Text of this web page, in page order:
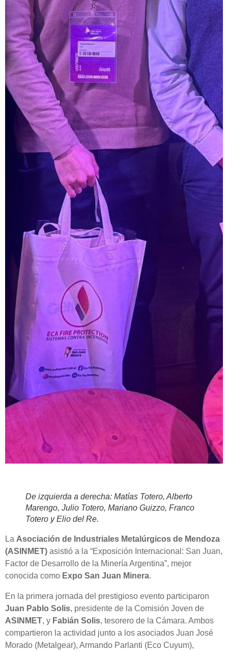
De izquierda a derecha: Matías Totero, Alberto
Marengo, Julio Totero, Mariano Guizzo, Franco
Totero y Elio del Re.
La Asociación de Industriales Metalúrgicos de Mendoza
(ASINMET) asistió a la “Exposición Internacional: San Juan,
Factor de Desarrollo de la Minería Argentina”, mejor
conocida como Expo San Juan Minera.
En la primera jornada del prestigioso evento participaron
Juan Pablo Solis, presidente de la Comisión Joven de
ASINMET, y Fabián Solis, tesorero de la Cámara. Ambos
compartieron la actividad junto a los asociados Juan José
Morado (Metalgear), Armando Parlanti (Eco Cuyum),